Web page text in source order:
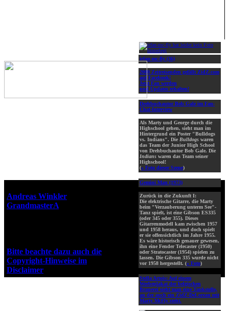
irfan-mc-fly (36)
2000 Zeitreisenden gefällt ZidZ.com
auf Facebook!
Jetzt Fan werden
und Updates erhalten!
Drehbuchautor Bob Gale im Fan-
Chat-Interview
Als Marty und George durch die
Highschool gehen, sieht man im
Hintergrund ein Poster "Bulldogs
vs. Indians". Die Bulldogs waren
das Team der Junior High School
von Drehbuchautor Bob Gale. Die
Indians waren das Team seiner
Highschool!
(» Foto dieser Szene)
Gemini Man (1973)
Zurück in die Zukunft I:
Die elektrische Gitarre, die Marty
beim "Verzauberung unterm See"-
Tanz spielt, ist eine Gibson ES335
(oder 345 oder 355). Dieses
Gitarrenmodell kam zwischen 1957
und 1958 heraus, und doch spielt
er sie offensichtlich im Jahre 1955.
Es wäre historisch genauer gewesen,
ihn eine Fender Telecaster (1950)
oder Stratocaster (1954) spielen zu
lassen. Die Gibson 335 wurde nicht
vor 1958 hergestellt. (» Foto)
Stella Artois: Auf einem
Werbeplakat der belgischen
Brauerei sieht man eine Tankstelle,
an der auch ein ZidZ-DeLorean mit
Marty McFly steht.
Andreas Winkler
GrandmasterA
Bitte beachte dazu auch die
Copyright-Hinweise im
Disclaimer